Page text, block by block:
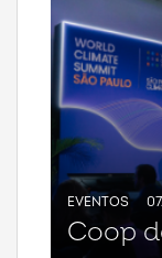
EVENTOS
Coop